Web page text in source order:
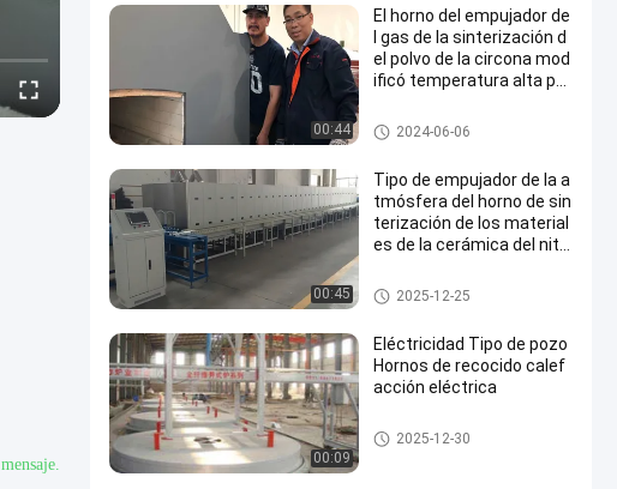
00:44
El horno del empujador de
l gas de la sinterización d
el polvo de la circona mod
ificó temperatura alta par
con las placas de empuje
Horno de empuje
2024-06-06
00:45
Tipo de empujador de la a
tmósfera del horno de sin
terización de los material
es de la cerámica del nitr
mente automático del ho
rno
Horno de empuje
2025-12-25
00:09
Eléctricidad Tipo de pozo
Hornos de recocido calef
acción eléctrica
Horno de Tratamiento Térmic
o
2025-12-30